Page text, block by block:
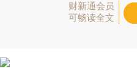
财新通会员
可畅读全文